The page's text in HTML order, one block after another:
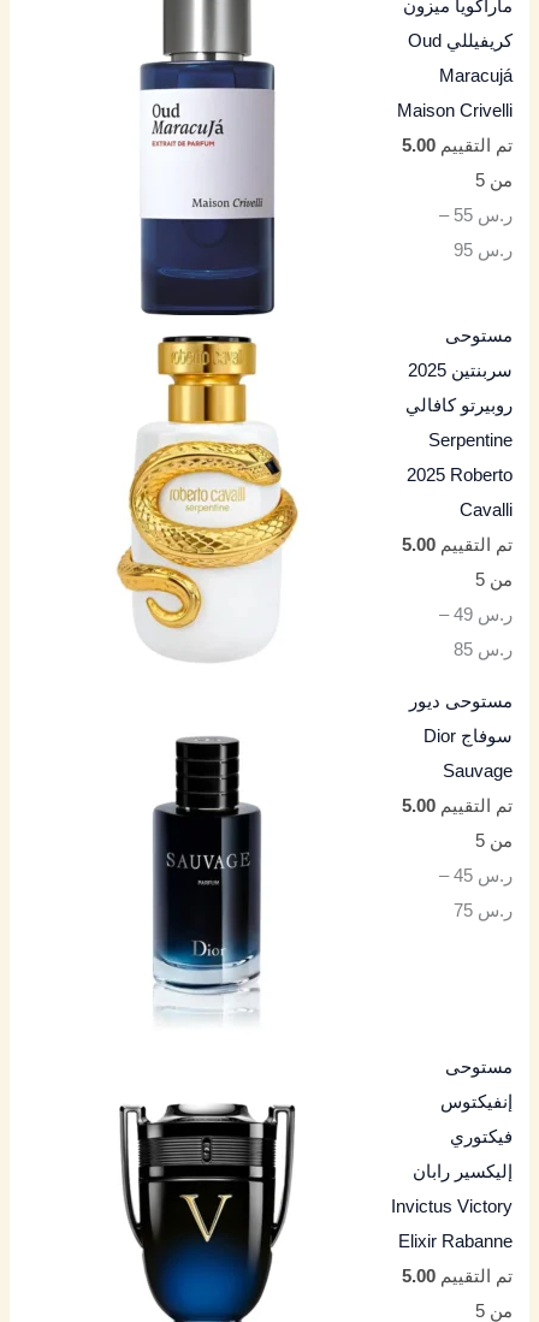
ماراكويا ميزون
كريفيللي Oud
Maracujá
Maison Crivelli
تم التقييم5.00
من 5
ر.س 55
–
ر.س 95
مستوحى
سربنتين 2025
روبيرتو كافالي
Serpentine
2025 Roberto
Cavalli
تم التقييم5.00
من 5
ر.س 49
–
ر.س 85
مستوحى ديور
سوفاج Dior
Sauvage
تم التقييم5.00
من 5
ر.س 45
–
ر.س 75
مستوحى
إنفيكتوس
فيكتوري
إليكسير رابان
Invictus Victory
Elixir Rabanne
تم التقييم5.00
من 5